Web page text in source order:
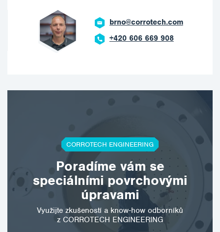
brno@corrotech.com
+420 606 669 908
CORROTECH ENGINEERING
Poradíme vám se
speciálními povrchovými
úpravami
Využijte zkušeností a know-how odborníků
z CORROTECH ENGINEERING